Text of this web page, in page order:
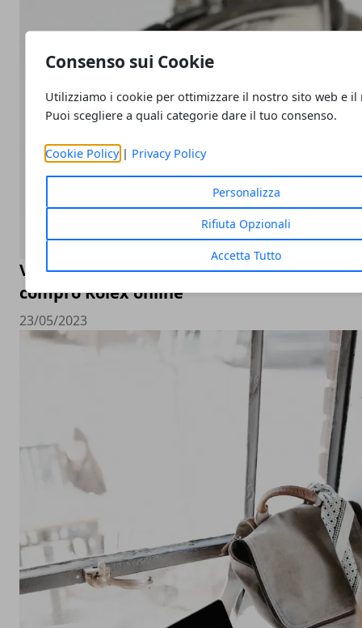
Consenso sui Cookie
Utilizziamo i cookie per ottimizzare il nostro sito web e il
Puoi scegliere a quali categorie dare il tuo consenso.
Cookie Policy| Privacy Policy
Personalizza
Rifiuta Opzionali
Accetta Tutto
Valutazione orologi Rolex online, come
compro Rolex online
23/05/2023